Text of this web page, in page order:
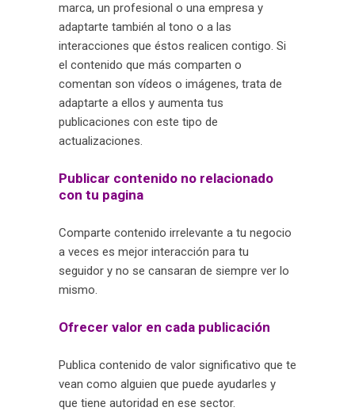
marca, un profesional o una empresa y
adaptarte también al tono o a las
interacciones que éstos realicen contigo. Si
el contenido que más comparten o
comentan son vídeos o imágenes, trata de
adaptarte a ellos y aumenta tus
publicaciones con este tipo de
actualizaciones.
Publicar contenido no relacionado
con tu pagina
Comparte contenido irrelevante a tu negocio
a veces es mejor interacción para tu
seguidor y no se cansaran de siempre ver lo
mismo.
Ofrecer valor en cada publicación
Publica contenido de valor significativo que te
vean como alguien que puede ayudarles y
que tiene autoridad en ese sector.